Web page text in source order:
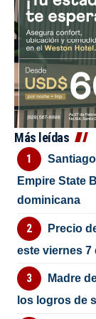
Más leídas
Empire State
dominicana
Precio
este viernes 7
Madre
los logros de